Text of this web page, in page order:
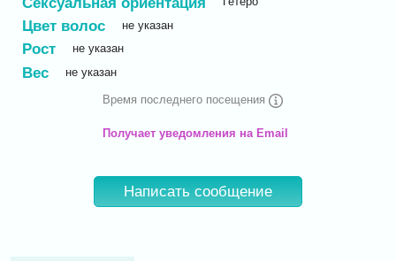
Цвет волос не указан
Рост не указан
Вес не указан
Время последнего посещения
Получает уведомления на Email
Написать сообщение